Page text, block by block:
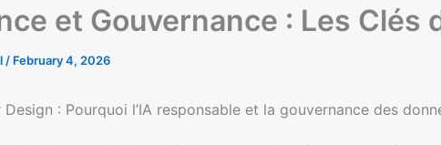
et Gouvernance : Les Clés
/ February 4, 2026
: Pourquoi l’IA responsable et la gouvernance des